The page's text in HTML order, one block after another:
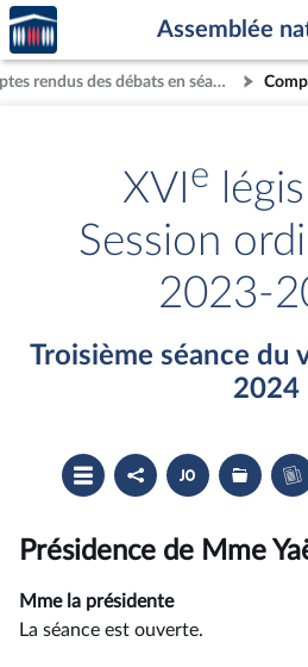
Aller au contenu
Aller en bas de la page
Accèder
à la
page
d'accueil
Assemblée
Comptes rendus des débats en séance
XVI e
Session
2023-
Troisième séance du
2024
Ouvrir
le
sommaire
Partager
le
compte
Accéder
au
document
du
compte
Les
dossiers
législatifs
au
Présidence de Mme
Mme la présidente
La séance est ouverte.